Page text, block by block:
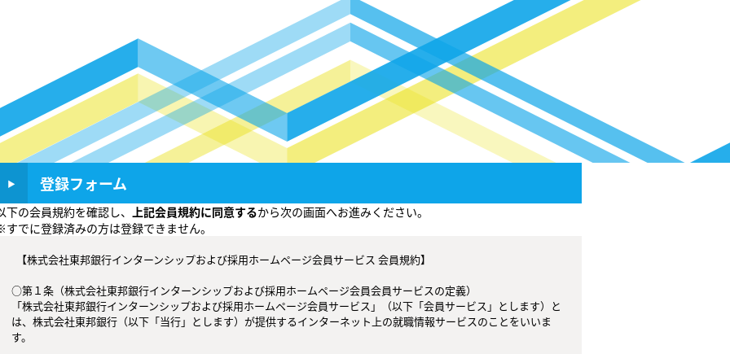
登録フォーム
下の会員規約を確認し、 上記会員規約に同意するから次の画面へお進みください。
すでに登録済みの方は登録できません。
○第１条（株式会社東邦銀行インターンシップおよび採用ホームページ会員会員サービスの定義）
「株式会社東邦銀行インターンシップおよび採用ホームページ会員サービス」（以下「会員サービス」とします）と
は、株式会社東邦銀行（以下「当行」とします）が提供するインターネット上の就職情報サービスのことをいいま
す。